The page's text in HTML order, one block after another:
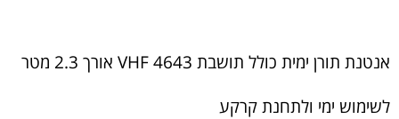
אנטנת תורן ימית כולל תושבת VHF 4643 אורך 2.3 מטר
לשימוש ימי ולתחנת קרקע